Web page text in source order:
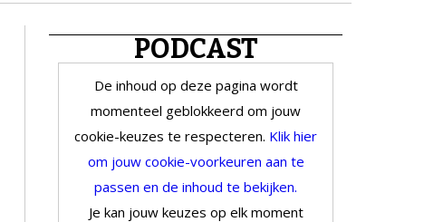
PODCAST
De inhoud op deze pagina wordt
momenteel geblokkeerd om jouw
cookie-keuzes te respecteren. Klik hier
om jouw cookie-voorkeuren aan te
passen en de inhoud te bekijken.
Je kan jouw keuzes op elk moment